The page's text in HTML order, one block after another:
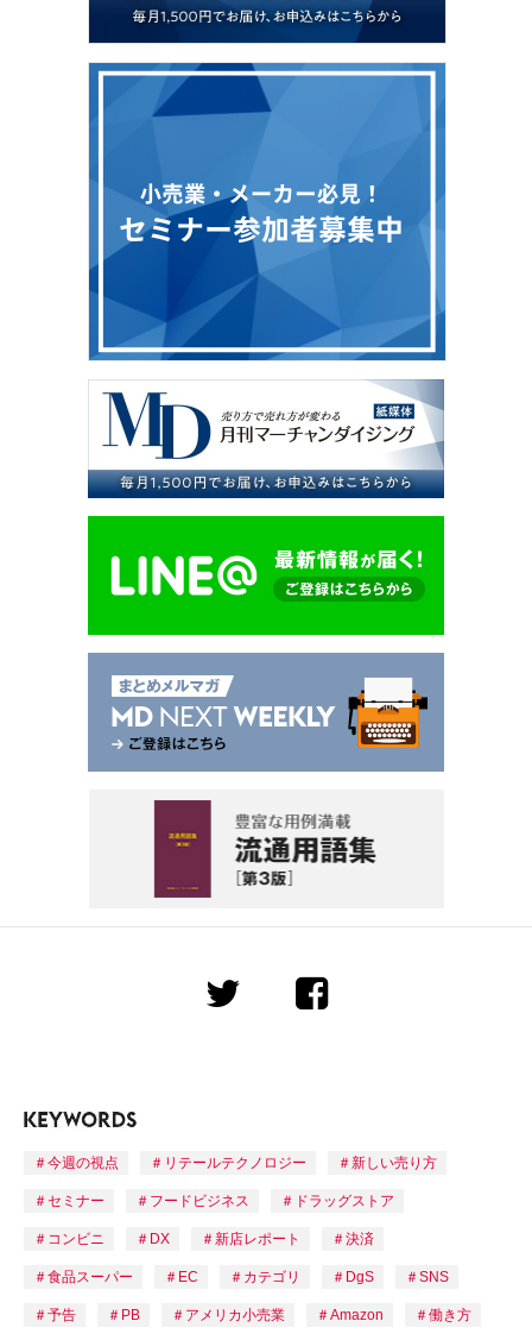
今週の視点 リテールテクノロジー 新しい売り方
セミナー フードビジネス ドラッグストア
コンビニ DX 新店レポート 決済
食品スーパー EC カテゴリ DgS SNS
予告 PB アメリカ小売業 Amazon 働き方